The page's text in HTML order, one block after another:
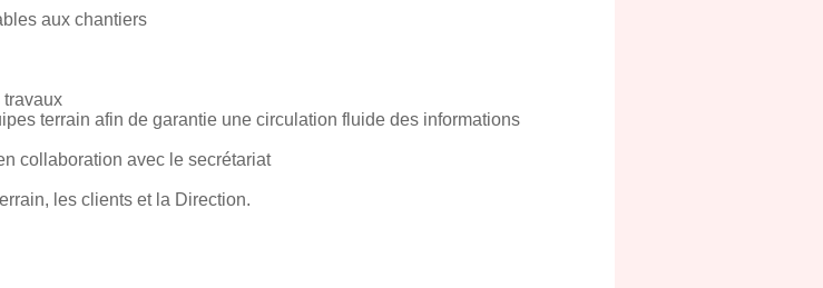
aux chantiers
travaux
terrain afin de garantie une circulation fluide des informations
collaboration avec le secrétariat
les clients et la Direction.